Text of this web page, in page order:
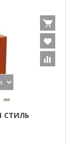
СТИЛЬ